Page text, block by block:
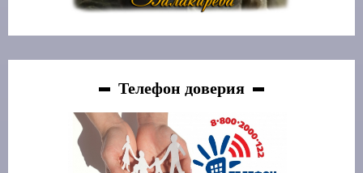
Телефон доверия